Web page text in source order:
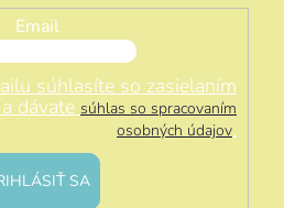
Email
súhlasíte so zasielaním
dávate súhlas so spracovaním
osobných údajov.
SA